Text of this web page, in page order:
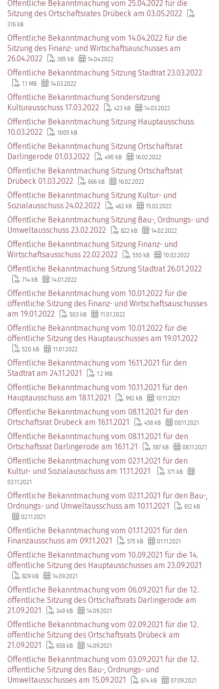
Öffentliche Bekanntmachung vom 25.04.2022 für die
Sitzung des Ortschaftsrates Drübeck am 03.05.2022
316 kB
Öffentliche Bekanntmachung vom 14.04.2022 für die
Sitzung des Finanz- und Wirtschaftsauschusses am
26.04.2022
385 kB 14.04.2022
Öffentliche Bekanntmachung Sitzung Stadtrat 23.03.2022
1.1 MB 14.03.2022
Öffentliche Bekanntmachung Sondersitzung
Kulturausschuss 17.03.2022
423 kB 14.03.2022
Öffentliche Bekanntmachung Sitzung Hauptausschuss
10.03.2022
1005 kB
Öffentliche Bekanntmachung Sitzung Ortschaftsrat
Darlingerode 01.03.2022
490 kB 16.02.2022
Öffentliche Bekanntmachung Sitzung Ortschaftsrat
Drübeck 01.03.2022
666 kB 16.02.2022
Öffentliche Bekanntmachung Sitzung Kultur- und
Sozialausschuss 24.02.2022
462 kB 15.02.2022
Öffentliche Bekanntmachung Sitzung Bau-, Ordnungs- und
Umweltausschuss 23.02.2022
822 kB 14.02.2022
Öffentliche Bekanntmachung Sitzung Finanz- und
Wirtschaftsausschuss 22.02.2022
550 kB 10.02.2022
Öffentliche Bekanntmachung Sitzung Stadtrat 26.01.2022
714 kB 14.01.2022
Öffentliche Bekanntmachung vom 10.01.2022 für die
öffentliche Sitzung des Finanz- und Wirtschaftsauschusses
am 19.01.2022
503 kB 11.01.2022
Öffentliche Bekanntmachung vom 10.01.2022 für die
öffentliche Sitzung des Hauptauschusses am 19.01.2022
520 kB 11.01.2022
Öffentliche Bekanntmachung vom 16.11.2021 für den
Stadtrat am 24.11.2021
1.2 MB
Öffentliche Bekanntmachung vom 10.11.2021 für den
Hauptausschuss am 18.11.2021
992 kB 10.11.2021
Öffentliche Bekanntmachung vom 08.11.2021 für den
Ortschaftsrat Drübeck am 16.11.2021
458 kB 08.11.2021
Öffentliche Bekanntmachung vom 08.11.2021 für den
Ortschaftsrat Darlingerode am 16.11.21
387 kB 08.11.2021
Öffentliche Bekanntmachung vom 02.11.2021 für den
Kultur- und Sozialausschuss am 11.11.2021
371 kB
03.11.2021
Öffentliche Bekanntmachung vom 02.11.2021 für den Bau-,
Ordnungs- und Umweltausschuss am 10.11.2021
612 kB
02.11.2021
Öffentliche Bekanntmachung vom 01.11.2021 für den
Finanzausschuss am 09.11.2021
575 kB 01.11.2021
Öffentliche Bekanntmachung vom 10.09.2021 für die 14.
öffentliche Sitzung des Hauptausschusses am 23.09.2021
829 kB 14.09.2021
Öffentliche Bekanntmachung vom 06.09.2021 für die 12.
öffentliche Sitzung des Ortschaftsrats Darlingerode am
21.09.2021
349 kB 14.09.2021
Öffentliche Bekanntmachung vom 02.09.2021 für die 12.
öffentliche Sitzung des Ortschaftsrats Drübeck am
21.09.2021
658 kB 14.09.2021
Öffentliche Bekanntmachung vom 03.09.2021 für die 12.
öffentliche Sitzung des Bau-, Ordnungs- und
Umweltausschusses am 15.09.2021
674 kB 07.09.2021